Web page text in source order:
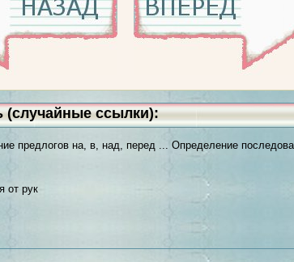
(случайные ссылки):
предлогов на, в, над, перед ... Определение
от рук